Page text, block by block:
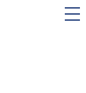
toggle
navigation